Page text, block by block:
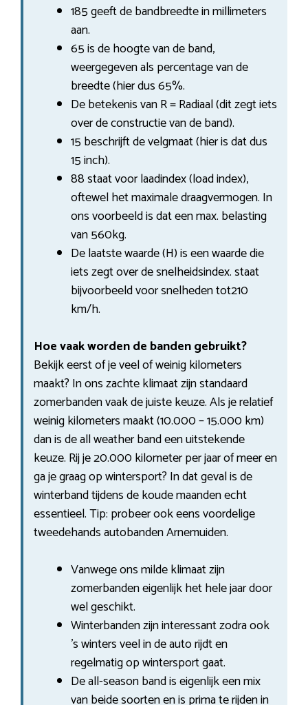
185 geeft de bandbreedte in millimeters
aan.
65 is de hoogte van de band,
weergegeven als percentage van de
breedte (hier dus 65%.
De betekenis van R = Radiaal (dit zegt iets
over de constructie van de band).
15 beschrijft de velgmaat (hier is dat dus
15 inch).
88 staat voor laadindex (load index),
oftewel het maximale draagvermogen. In
ons voorbeeld is dat een max. belasting
van 560kg.
De laatste waarde (H) is een waarde die
iets zegt over de snelheidsindex. staat
bijvoorbeeld voor snelheden tot210
km/h.
Hoe vaak worden de banden gebruikt?
Bekijk eerst of je veel of weinig kilometers
maakt? In ons zachte klimaat zijn standaard
zomerbanden vaak de juiste keuze. Als je relatief
weinig kilometers maakt (10.000 – 15.000 km)
dan is de all weather band een uitstekende
keuze. Rij je 20.000 kilometer per jaar of meer en
ga je graag op wintersport? In dat geval is de
winterband tijdens de koude maanden echt
essentieel. Tip: probeer ook eens voordelige
tweedehands autobanden Arnemuiden.
Vanwege ons milde klimaat zijn
zomerbanden eigenlijk het hele jaar door
wel geschikt.
Winterbanden zijn interessant zodra ook
’s winters veel in de auto rijdt en
regelmatig op wintersport gaat.
De all-season band is eigenlijk een mix
van beide soorten en is prima te rijden in